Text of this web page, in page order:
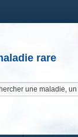
rare